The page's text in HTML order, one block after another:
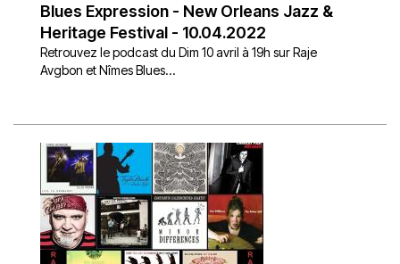
Blues Expression - New Orleans Jazz &
Heritage Festival - 10.04.2022
Retrouvez le podcast du Dim 10 avril à 19h sur Raje
Avgbon et Nîmes Blues...